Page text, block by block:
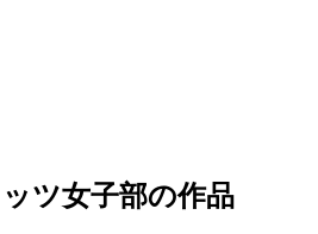
ツ女子部の作品